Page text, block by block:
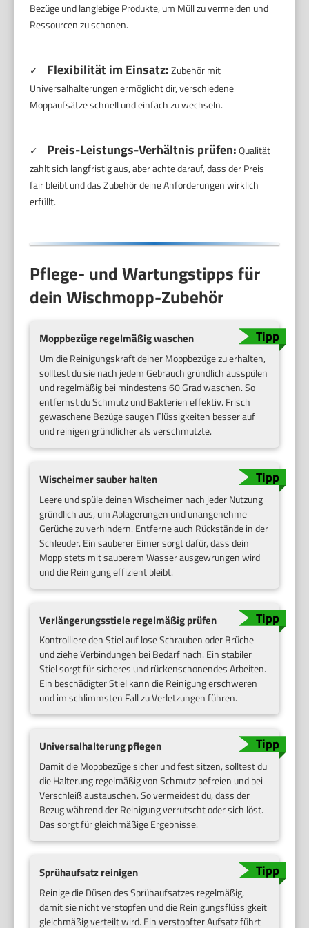
Bezüge und langlebige Produkte, um Müll zu vermeiden und
Ressourcen zu schonen.
✓ Flexibilität im Einsatz:Zubehör mit
Universalhalterungen ermöglicht dir, verschiedene
Moppaufsätze schnell und einfach zu wechseln.
✓ Preis-Leistungs-Verhältnis prüfen:Qualität
zahlt sich langfristig aus, aber achte darauf, dass der Preis
fair bleibt und das Zubehör deine Anforderungen wirklich
erfüllt.
Pflege- und Wartungstipps für
dein Wischmopp-Zubehör
Moppbezüge regelmäßig waschen
Um die Reinigungskraft deiner Moppbezüge zu erhalten,
solltest du sie nach jedem Gebrauch gründlich ausspülen
und regelmäßig bei mindestens 60 Grad waschen. So
entfernst du Schmutz und Bakterien effektiv. Frisch
gewaschene Bezüge saugen Flüssigkeiten besser auf
und reinigen gründlicher als verschmutzte.
Wischeimer sauber halten
Leere und spüle deinen Wischeimer nach jeder Nutzung
gründlich aus, um Ablagerungen und unangenehme
Gerüche zu verhindern. Entferne auch Rückstände in der
Schleuder. Ein sauberer Eimer sorgt dafür, dass dein
Mopp stets mit sauberem Wasser ausgewrungen wird
und die Reinigung effizient bleibt.
Verlängerungsstiele regelmäßig prüfen
Kontrolliere den Stiel auf lose Schrauben oder Brüche
und ziehe Verbindungen bei Bedarf nach. Ein stabiler
Stiel sorgt für sicheres und rückenschonendes Arbeiten.
Ein beschädigter Stiel kann die Reinigung erschweren
und im schlimmsten Fall zu Verletzungen führen.
Universalhalterung pflegen
Damit die Moppbezüge sicher und fest sitzen, solltest du
die Halterung regelmäßig von Schmutz befreien und bei
Verschleiß austauschen. So vermeidest du, dass der
Bezug während der Reinigung verrutscht oder sich löst.
Das sorgt für gleichmäßige Ergebnisse.
Sprühaufsatz reinigen
Reinige die Düsen des Sprühaufsatzes regelmäßig,
damit sie nicht verstopfen und die Reinigungsflüssigkeit
gleichmäßig verteilt wird. Ein verstopfter Aufsatz führt